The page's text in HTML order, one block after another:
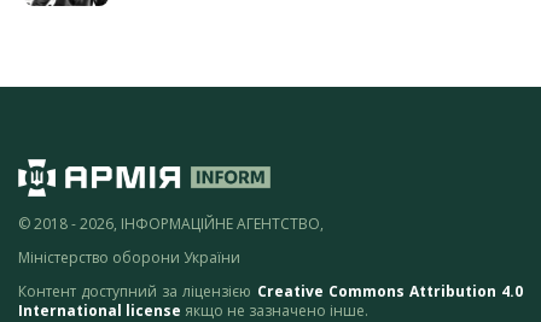
© 2018 - 2026, ІНФОРМАЦІЙНЕ АГЕНТСТВО,
Міністерство оборони України
Контент доступний за ліцензією Creative Commons Attribution 4.0
International license якщо не зазначено інше.